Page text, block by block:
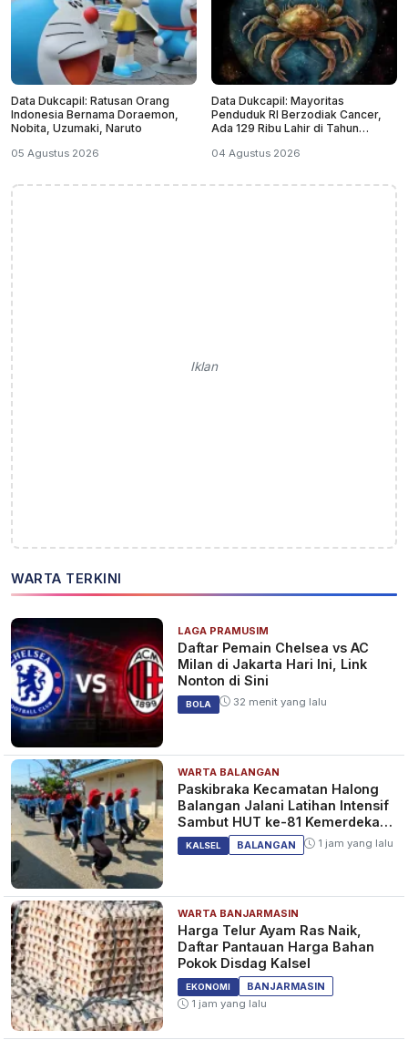
Data Dukcapil: Ratusan Orang
Indonesia Bernama Doraemon,
Nobita, Uzumaki, Naruto
05 Agustus 2026
Data Dukcapil: Mayoritas
Penduduk RI Berzodiak Cancer,
Ada 129 Ribu Lahir di Tahun
04 Agustus 2026
Iklan
WARTA TERKINI
LAGA PRAMUSIM
Daftar Pemain Chelsea vs AC
Milan di Jakarta Hari Ini, Link
Nonton di Sini
BOLA 32 menit yang lalu
WARTA BALANGAN
Paskibraka Kecamatan Halong
Balangan Jalani Latihan Intensif
Sambut HUT ke-81 Kemerdekaan
RIKALSEL BALANGAN 1 jam yang lalu
WARTA BANJARMASIN
Harga Telur Ayam Ras Naik,
Daftar Pantauan Harga Bahan
Pokok Disdag Kalsel
EKONOMI
BANJARMASIN
1 jam yang lalu